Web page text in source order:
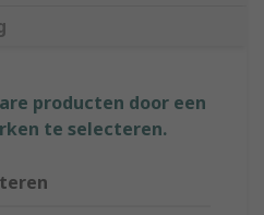
producten door een
te selecteren.